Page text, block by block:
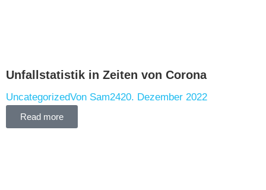
Unfallstatistik in Zeiten von Corona
UncategorizedVon Sam2420. Dezember 2022
Read more